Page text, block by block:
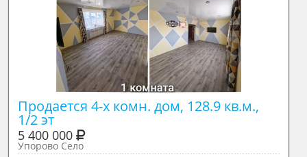
Продается 4-х комн. дом, 128.9 кв.м.,
1/2 эт
5 400 000
Упорово Село